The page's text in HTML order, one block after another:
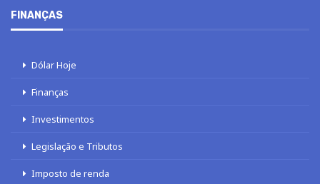
FINANÇAS
Dólar Hoje
Finanças
Investimentos
Legislação e Tributos
Imposto de renda